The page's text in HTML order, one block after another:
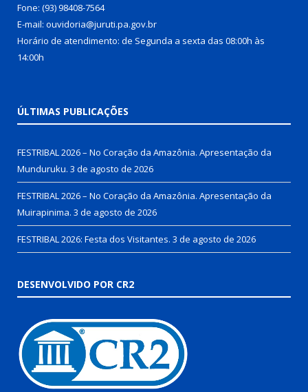
Fone: (93) 98408-7564
E-mail: ouvidoria@juruti.pa.gov.br
Horário de atendimento: de Segunda a sexta das 08:00h às
14:00h
ÚLTIMAS PUBLICAÇÕES
FESTRIBAL 2026 – No Coração da Amazônia. Apresentação da
Munduruku. 3 de agosto de 2026
FESTRIBAL 2026 – No Coração da Amazônia. Apresentação da
Muirapinima. 3 de agosto de 2026
FESTRIBAL 2026: Festa dos Visitantes. 3 de agosto de 2026
DESENVOLVIDO POR CR2